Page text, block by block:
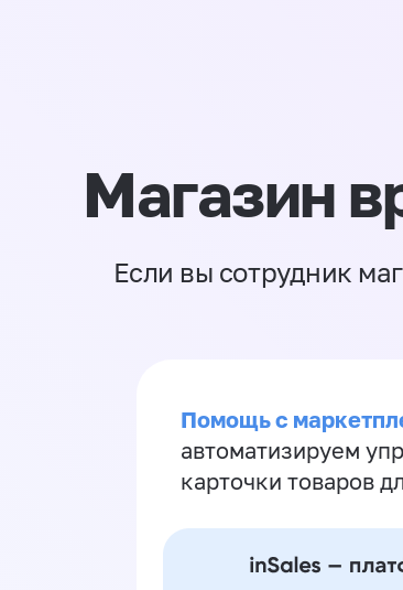
Магазин
Если вы сотрудник
Помощь с
автоматизируем
карточки товаров